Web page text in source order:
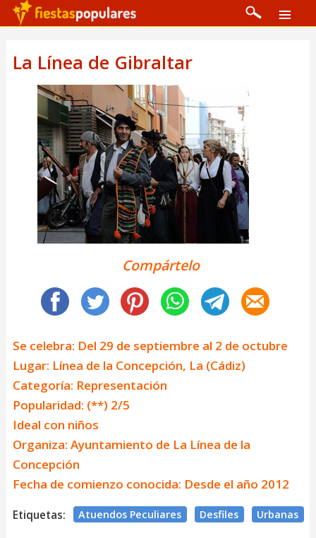
La Línea de Gibraltar
Compártelo
Se celebra: Del 29 de septiembre al 2 de octubre
Lugar: Línea de la Concepción, La (Cádiz)
Categoría: Representación
Popularidad: (**) 2/5
Ideal con niños
Organiza: Ayuntamiento de La Línea de la
Concepción
Fecha de comienzo conocida: Desde el año 2012
Etiquetas: Atuendos Peculiares Desfiles Urbanas